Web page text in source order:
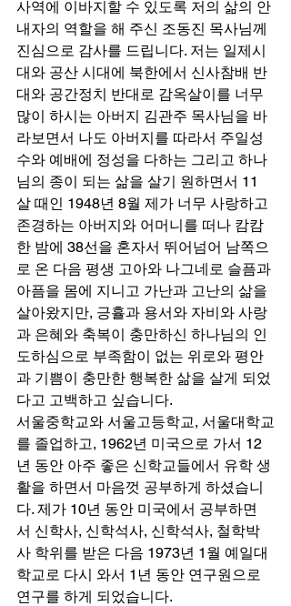
사역에 이바지할 수 있도록 저의 삶의 안
내자의 역할을 해 주신 조동진 목사님께
진심으로 감사를 드립니다. 저는 일제시
대와 공산 시대에 북한에서 신사참배 반
대와 공간정치 반대로 감옥살이를 너무
많이 하시는 아버지 김관주 목사님을 바
라보면서 나도 아버지를 따라서 주일성
수와 예배에 정성을 다하는 그리고 하나
님의 종이 되는 삶을 살기 원하면서 11
살 때인 1948년 8월 제가 너무 사랑하고
존경하는 아버지와 어머니를 떠나 캄캄
한 밤에 38선을 혼자서 뛰어넘어 남쪽으
로 온 다음 평생 고아와 나그네로 슬픔과
아픔을 몸에 지니고 가난과 고난의 삶을
살아왔지만, 긍휼과 용서와 자비와 사랑
과 은혜와 축복이 충만하신 하나님의 인
도하심으로 부족함이 없는 위로와 평안
과 기쁨이 충만한 행복한 삶을 살게 되었
다고 고백하고 싶습니다.
서울중학교와 서울고등학교, 서울대학교
를 졸업하고, 1962년 미국으로 가서 12
년 동안 아주 좋은 신학교들에서 유학 생
활을 하면서 마음껏 공부하게 하셨습니
다. 제가 10년 동안 미국에서 공부하면
서 신학사, 신학석사, 신학석사, 철학박
사 학위를 받은 다음 1973년 1월 예일대
학교로 다시 와서 1년 동안 연구원으로
연구를 하게 되었습니다.